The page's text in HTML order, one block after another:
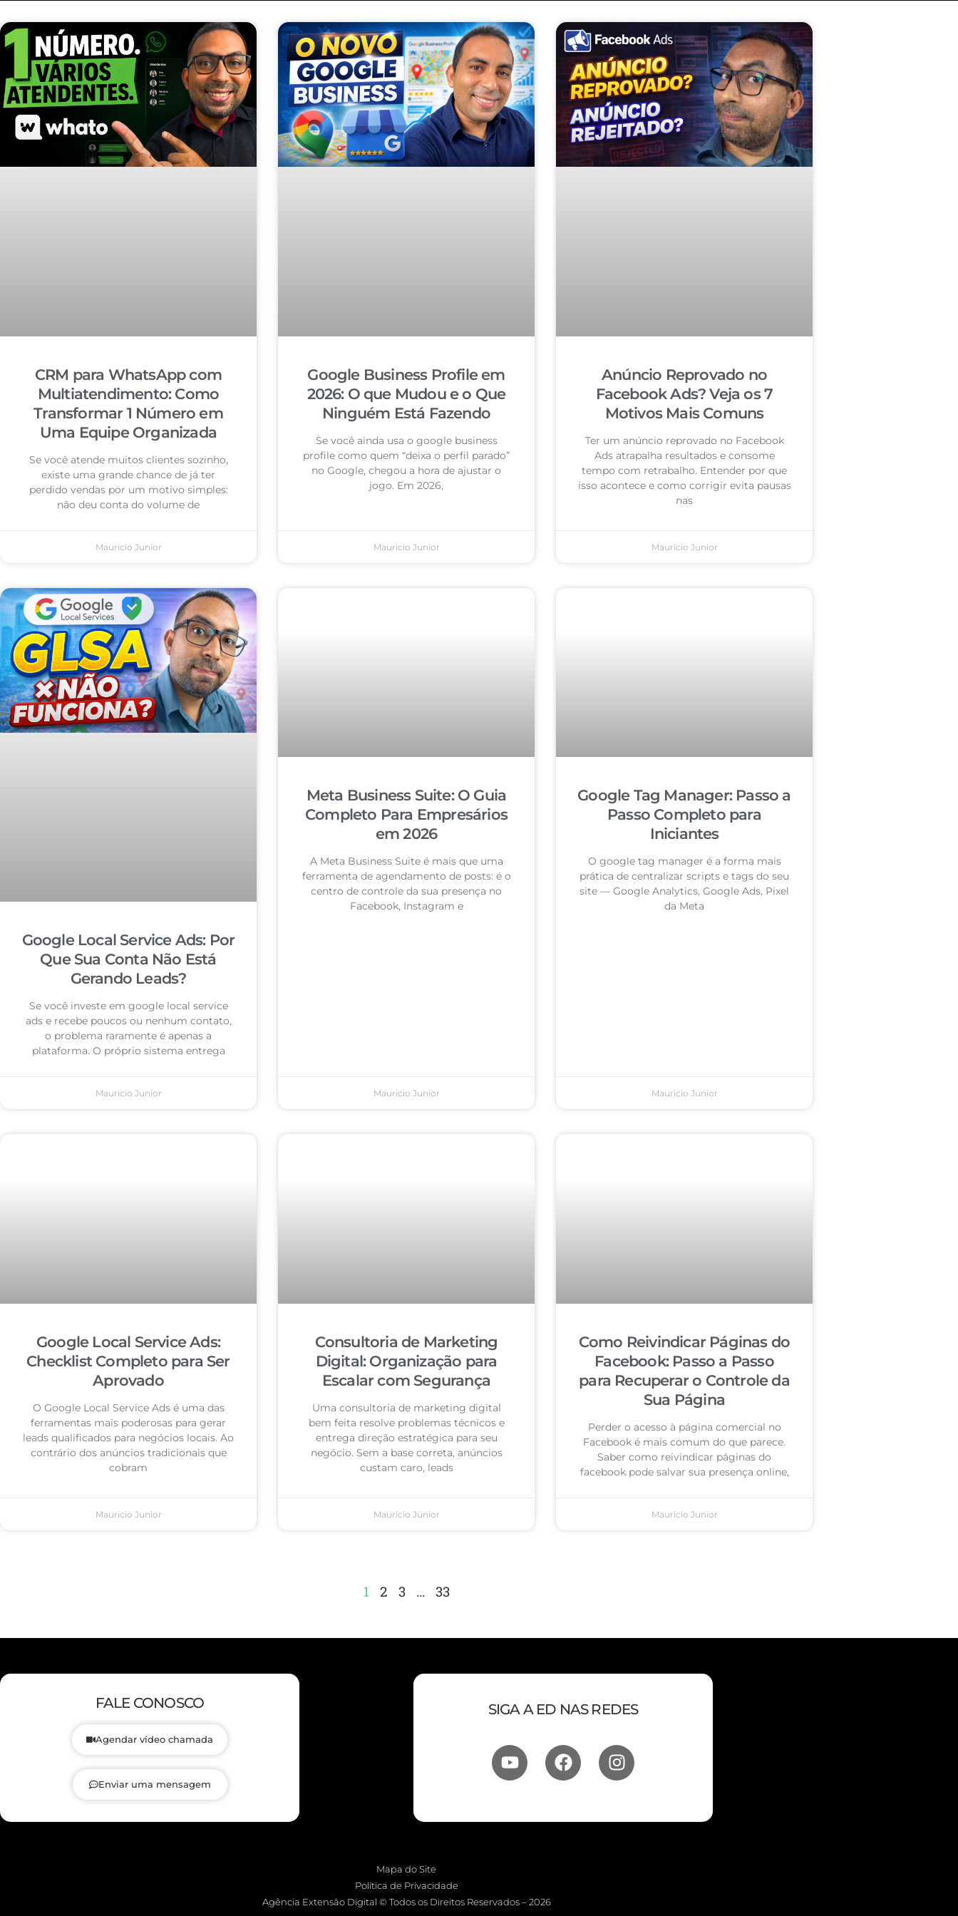
CRM para WhatsApp com
Multiatendimento: Como
Transformar 1 Número em
Uma Equipe Organizada
Se você atende muitos clientes sozinho,
existe uma grande chance de já ter
perdido vendas por um motivo simples:
não deu conta do volume de
Mauricio Junior
Google Business Profile em
2026: O que Mudou e o Que
Ninguém Está Fazendo
Se você ainda usa o google business
profile como quem “deixa o perfil parado”
no Google, chegou a hora de ajustar o
jogo. Em 2026,
Mauricio Junior
Anúncio Reprovado no
Facebook Ads? Veja os 7
Motivos Mais Comuns
Ter um anúncio reprovado no Facebook
Ads atrapalha resultados e consome
tempo com retrabalho. Entender por que
isso acontece e como corrigir evita pausas
nas
Mauricio Junior
Google Local Service Ads: Por
Que Sua Conta Não Está
Gerando Leads?
Se você investe em google local service
ads e recebe poucos ou nenhum contato,
o problema raramente é apenas a
plataforma. O próprio sistema entrega
Mauricio Junior
Meta Business Suite: O Guia
Completo Para Empresários
em 2026
A Meta Business Suite é mais que uma
ferramenta de agendamento de posts: é o
centro de controle da sua presença no
Facebook, Instagram e
Mauricio Junior
Google Tag Manager: Passo a
Passo Completo para
Iniciantes
O google tag manager é a forma mais
prática de centralizar scripts e tags do seu
site — Google Analytics, Google Ads, Pixel
da Meta
Mauricio Junior
Google Local Service Ads:
Checklist Completo para Ser
Aprovado
O Google Local Service Ads é uma das
ferramentas mais poderosas para gerar
leads qualificados para negócios locais. Ao
contrário dos anúncios tradicionais que
cobram
Mauricio Junior
Consultoria de Marketing
Digital: Organização para
Escalar com Segurança
Uma consultoria de marketing digital
bem feita resolve problemas técnicos e
entrega direção estratégica para seu
negócio. Sem a base correta, anúncios
custam caro, leads
Mauricio Junior
Como Reivindicar Páginas do
Facebook: Passo a Passo
para Recuperar o Controle da
Sua Página
Perder o acesso à página comercial no
Facebook é mais comum do que parece.
Saber como reivindicar páginas do
facebook pode salvar sua presença online,
Mauricio Junior
1 2 3 … 33
FALE CONOSCO
Agendar vídeo chamada
Enviar uma mensagem
SIGA A ED NAS REDES
Mapa do Site
Política de Privacidade
Agência Extensão Digital © Todos os Direitos Reservados – 2026